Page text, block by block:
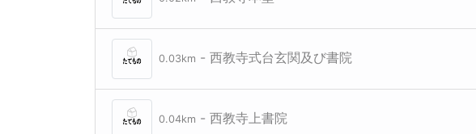
0.03km - 西教寺式台玄関及び書院
0.04km - 西教寺上書院